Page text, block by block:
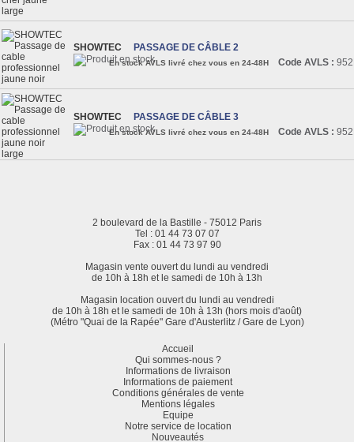
SHOWTEC PASSAGE DE CÂBLE 2
En stock AVLS livré chez vous en 24-48H Code AVLS :
SHOWTEC PASSAGE DE CÂBLE 3
En stock AVLS livré chez vous en 24-48H Code AVLS :
2 boulevard de la Bastille - 75012 Paris
Tel : 01 44 73 07 07
Fax : 01 44 73 97 90
Magasin vente ouvert du lundi au vendredi
de 10h à 18h et le samedi de 10h à 13h
Magasin location ouvert du lundi au vendredi
de 10h à 18h et le samedi de 10h à 13h (hors mois d'août)
(Métro "Quai de la Rapée" Gare d'Austerlitz / Gare de Lyon)
Accueil
Qui sommes-nous ?
Informations de livraison
Informations de paiement
Conditions générales de vente
Mentions légales
Equipe
Notre service de location
Nouveautés